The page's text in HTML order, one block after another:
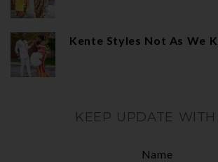
Kente Styles Not As We
KEEP UPDATE WITH
Name